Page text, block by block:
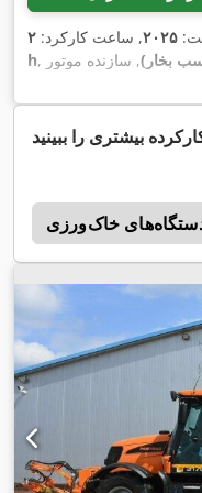
۲۰۲۵, ساعت کارکرد: ۲
h
تجهیزات:تهویه مطبوع ,
بیشتری را ببینید
خاک‌ورزی